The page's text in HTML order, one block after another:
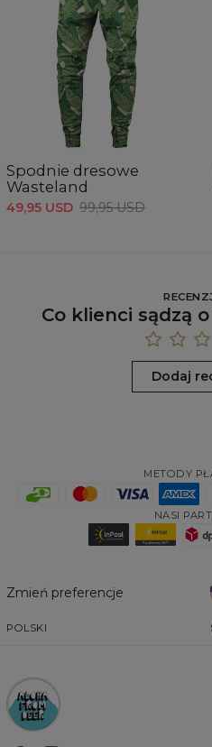
Spodnie dresowe
Wasteland
49,95 USD 99,95 USD
Co klienci sądzą
Dodaj
METODY
NASI
Zmień preferencje
POLSKI